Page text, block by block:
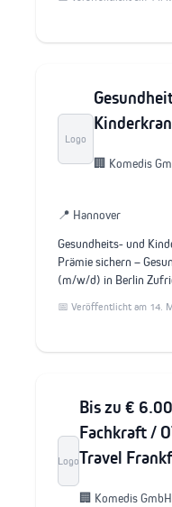
Logo
🏢 Komedis
📍 Hannover
Gesundheits- und
Prämie sichern –
(m/w/d) in Berlin
📅 Veröffentlicht am 14.
Logo
Bis zu €
Fachkraft /
Travel
🏢 Komedis GmbH